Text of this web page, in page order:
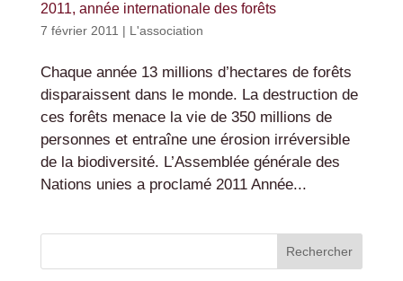
2011, année internationale des forêts
7 février 2011 | L'association
Chaque année 13 millions d’hectares de forêts
disparaissent dans le monde. La destruction de
ces forêts menace la vie de 350 millions de
personnes et entraîne une érosion irréversible
de la biodiversité. L’Assemblée générale des
Nations unies a proclamé 2011 Année...
Rechercher